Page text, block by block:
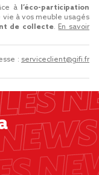
à
l’éco-participation
à vos meuble usagés
de collecte. En savoir
: serviceclient@gifi.fr